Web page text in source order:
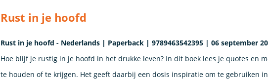
Rust in je hoofd
Rust in je hoofd - Nederlands | Paperback | 9789463542395 | 06 september
Hoe blijf je rustig in je hoofd in het drukke leven? In dit boek lees je quotes en
te houden of te krijgen. Het geeft daarbij een dosis inspiratie om te gebruiken